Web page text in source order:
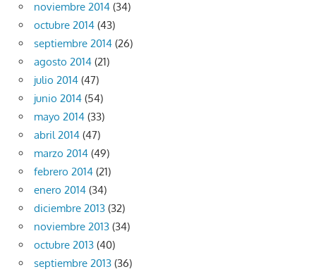
noviembre 2014 (34)
octubre 2014 (43)
septiembre 2014 (26)
agosto 2014 (21)
julio 2014 (47)
junio 2014 (54)
mayo 2014 (33)
abril 2014 (47)
marzo 2014 (49)
febrero 2014 (21)
enero 2014 (34)
diciembre 2013 (32)
noviembre 2013 (34)
octubre 2013 (40)
septiembre 2013 (36)